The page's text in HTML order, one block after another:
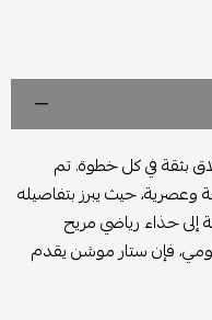
بثقة في كل خطوة. تم
حيث يبرز بتفاصيله
إلى حذاء رياضي مريح
فإن ستار موشن يقدم